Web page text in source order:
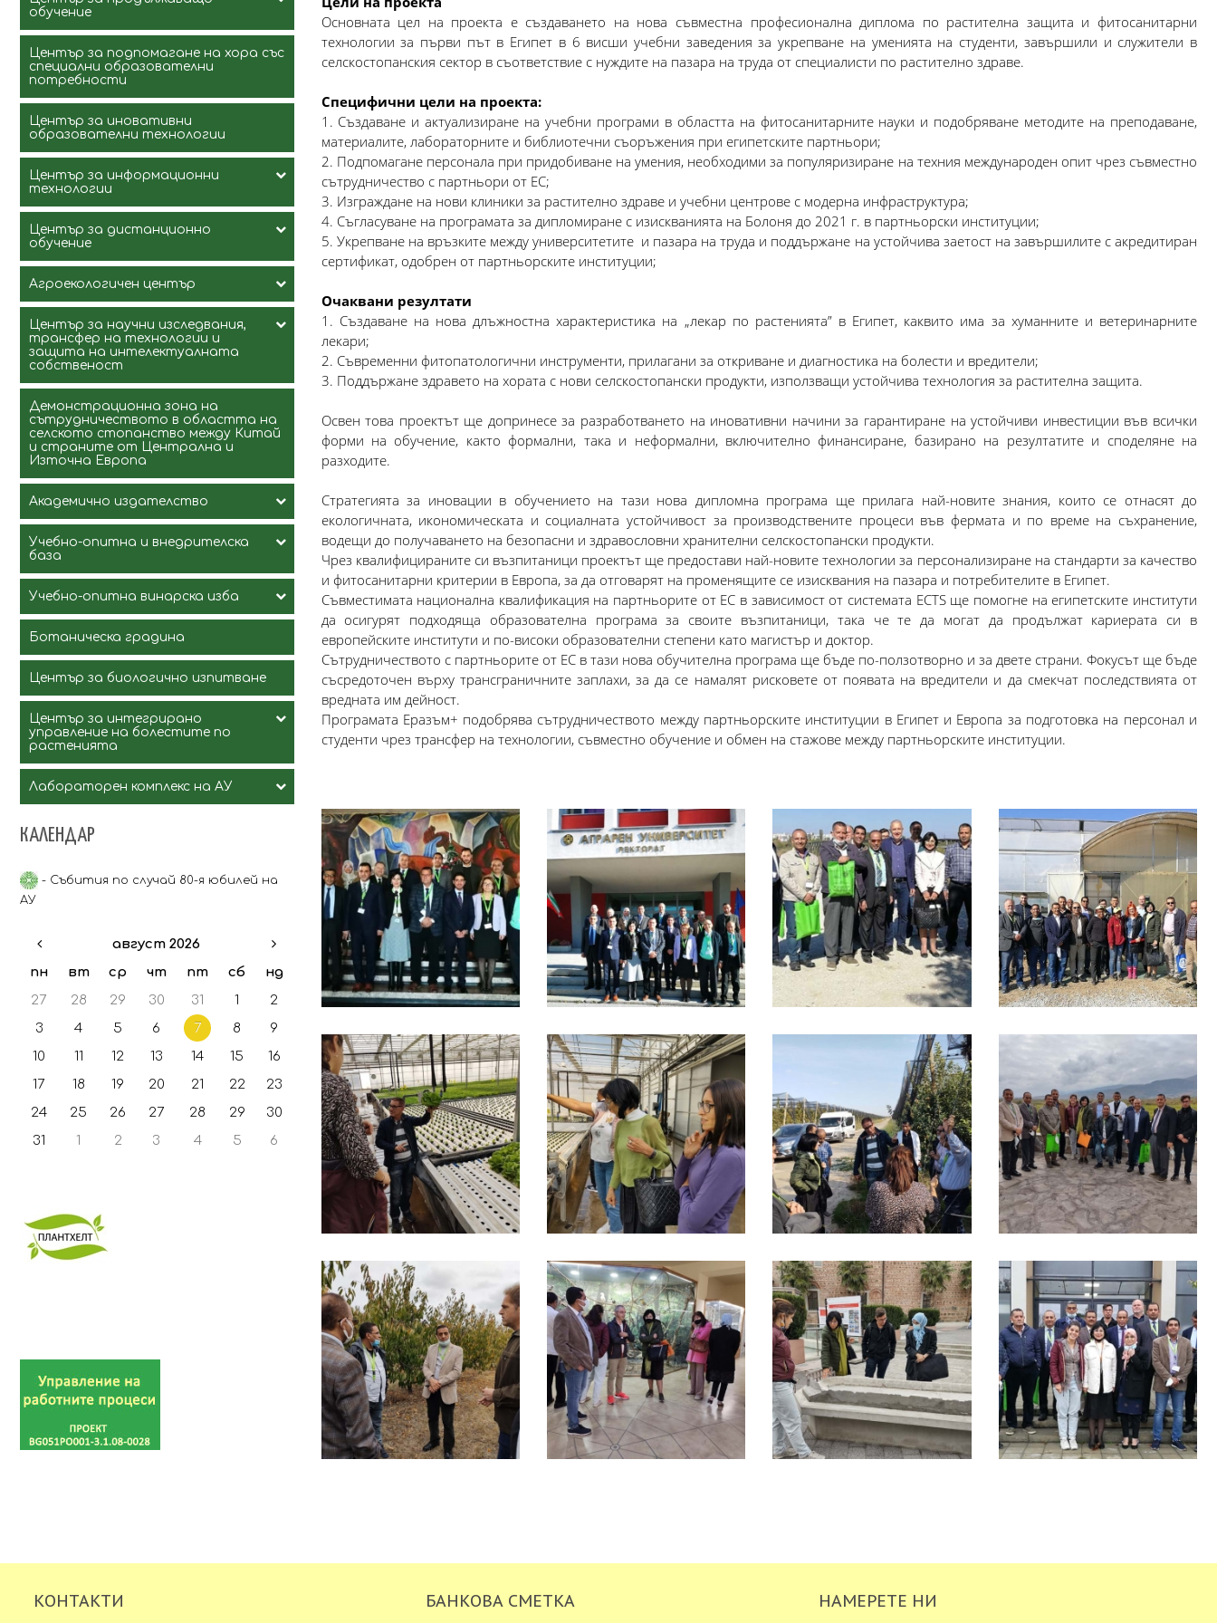
Ръководство и състав
Формуляр за регистрация и
примерни документи
Работодатели
Предложения за стаж/работа
Реализирани студенти
Полезни връзки
обучение
Ръководство и Състав
Специализации / дългосрочни/
Курсове
Център за подпомагане на хора със
специални образователни
потребности
Център за иновативни
образователни технологии
Център за информационни
технологии
Ръководство и Състав
Център за дистанционно
обучение
Агроекологичен център
Ръководство и Състав
Биоферма „Слънчева градина”
Център за научни изследвания,
трансфер на технологии и
защита на интелектуалната
собственост
Ръководство и Състав
Популяризиране на
резултатите от научно-
изследователските проекти
(информационни листове)
2018
2019
публикационната дейност на
преподаватели от АУ
Демонстрационна зона на
сътрудничеството в областта на
селското стопанство между Китай
и страните от Централна и
Източна Европа
Академично издателство
Ръководство и Състав
Сектор Предпечат
Сектор Книжарница
Учебно-опитна и внедрителска
база
Демонстрационно внедряване и
валидиране на почвен
подобрител
Учебно-опитна винарска изба
Контакти
Услуги
Продажба на вино
Винени дегустации
Анализ на вино
винифициране
Бяло вино
Червено вино
Ботаническа градина
Център за биологично изпитване
Център за интегрирано
управление на болестите по
растенията
Лабораторен комплекс на АУ
Акредитирана лаборатория
Координатори на постоянно
действащи комисии
КАЛЕНДАР
- Събития по случай 80-я юбилей на
АУ
август 2026
пн
вт ср чт пт сб
нд
27
28 29 30 31 1
2
3
4 5 6 7 8
9
10
11 12 13 14 15
16
17
18 19 20 21 22
23
24
25 26 27 28 29
30
31
1 2 3 4 5 6
Основната цел на проекта е създаването на нова съвместна професионална диплома по растителна защита и фитосанитарни
технологии за първи път в Египет в 6 висши учебни заведения за укрепване на уменията на студенти, завършили и служители в
селскостопанския сектор в съответствие с нуждите на пазара на труда от специалисти по растително здраве.
Специфични цели на проекта:
1. Създаване и актуализиране на учебни програми в областта на фитосанитарните науки и подобряване методите на преподаване,
материалите, лабораторните и библиотечни съоръжения при египетските партньори;
2. Подпомагане персонала при придобиване на умения, необходими за популяризиране на техния международен опит чрез съвместно
сътрудничество с партньори от ЕС;
3. Изграждане на нови клиники за растително здраве и учебни центрове с модерна инфраструктура;
4. Съгласуване на програмата за дипломиране с изискванията на Болоня до 2021 г. в партньорски институции;
5. Укрепване на връзките между университетите и пазара на труда и поддържане на устойчива заетост на завършилите с акредитиран
сертификат, одобрен от партньорските институции;
Очаквани резултати
1. Създаване на нова длъжностна характеристика на „лекар по растенията” в Египет, каквито има за хуманните и ветеринарните
лекари;
2. Съвременни фитопатологични инструменти, прилагани за откриване и диагностика на болести и вредители;
3. Поддържане здравето на хората с нови селскостопански продукти, използващи устойчива технология за растителна защита.
Освен това проектът ще допринесе за разработването на иновативни начини за гарантиране на устойчиви инвестиции във всички
форми на обучение, както формални, така и неформални, включително финансиране, базирано на резултатите и споделяне на
разходите.
Стратегията за иновации в обучението на тази нова дипломна програма ще прилага най-новите знания, които се отнасят до
екологичната, икономическата и социалната устойчивост за производствените процеси във фермата и по време на съхранение,
водещи до получаването на безопасни и здравословни хранителни селскостопански продукти.
Чрез квалифицираните си възпитаници проектът ще предостави най-новите технологии за персонализиране на стандарти за качество
и фитосанитарни критерии в Европа, за да отговарят на променящите се изисквания на пазара и потребителите в Египет.
Съвместимата национална квалификация на партньорите от ЕС в зависимост от системата ECTS ще помогне на египетските институти
да осигурят подходяща образователна програма за своите възпитаници, така че те да могат да продължат кариерата си в
европейските институти и по-високи образователни степени като магистър и доктор.
Сътрудничеството с партньорите от ЕС в тази нова обучителна програма ще бъде по-ползотворно и за двете страни. Фокусът ще бъде
съсредоточен върху трансграничните заплахи, за да се намалят рисковете от появата на вредители и да смекчат последствията от
вредната им дейност.
Програмата Еразъм+ подобрява сътрудничеството между партньорските институции в Египет и Европа за подготовка на персонал и
студенти чрез трансфер на технологии, съвместно обучение и обмен на стажове между партньорските институции.
КОНТАКТИ БАНКОВА СМЕТКА НАМЕРЕТЕ НИ